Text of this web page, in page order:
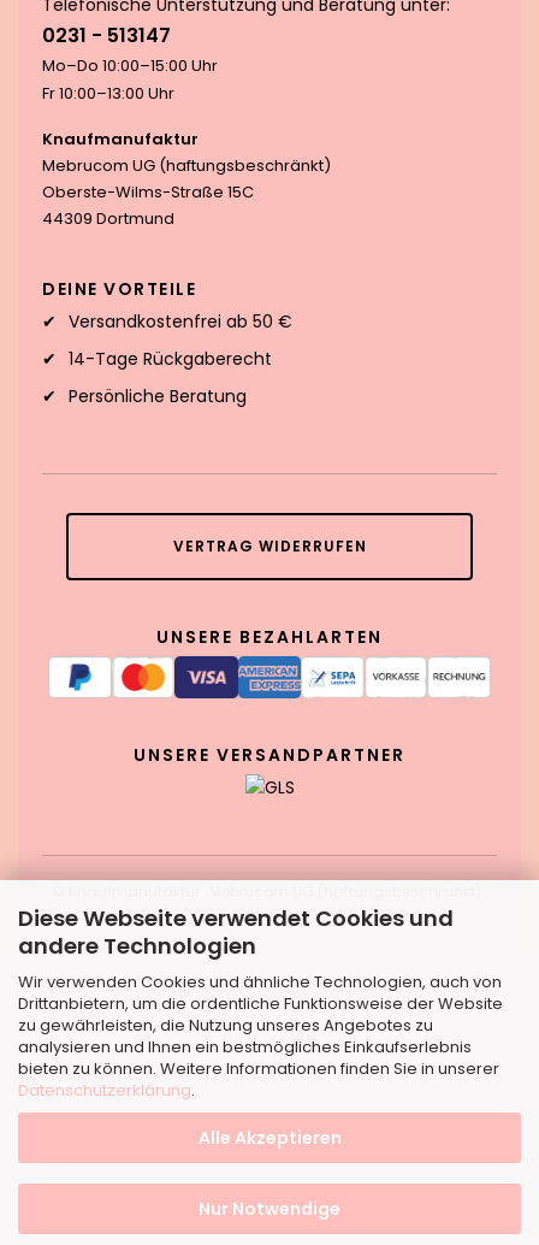
Diese Webseite verwendet Cookies und
andere Technologien
Wir verwenden Cookies und ähnliche Technologien, auch von
Drittanbietern, um die ordentliche Funktionsweise der Website
zu gewährleisten, die Nutzung unseres Angebotes zu
analysieren und Ihnen ein bestmögliches Einkaufserlebnis
bieten zu können. Weitere Informationen finden Sie in unserer
Datenschutzerklärung.
Alle Akzeptieren
Nur Notwendige
Telefonische Unterstützung und Beratung unter:
0231 - 513147
Mo–Do 10:00–15:00 Uhr
Fr 10:00–13:00 Uhr
Knaufmanufaktur
Mebrucom UG (haftungsbeschränkt)
Oberste-Wilms-Straße 15C
44309 Dortmund
DEINE VORTEILE
Versandkostenfrei ab 50 €
14-Tage Rückgaberecht
Persönliche Beratung
VERTRAG WIDERRUFEN
UNSERE BEZAHLARTEN
UNSERE VERSANDPARTNER
Dortmund